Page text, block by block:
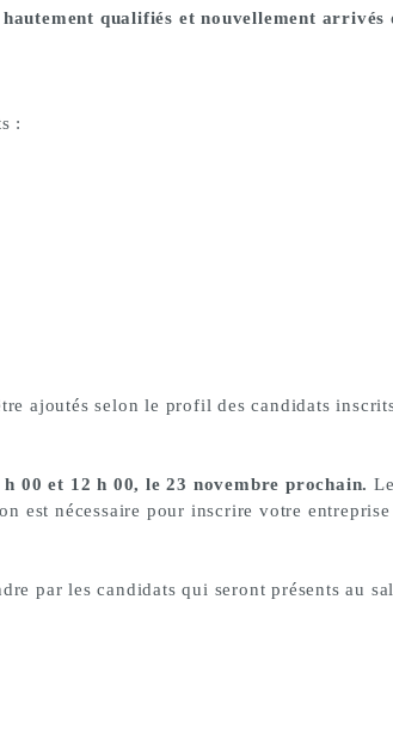
qualifiés et nouvellement arrivés
:
ajoutés selon le profil des candidats
00 et 12 h 00, le 23 novembre prochain.
est nécessaire pour inscrire votre entreprise
par les candidats qui seront présents au